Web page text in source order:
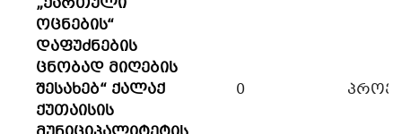
ოცნების“
დაფუძნების
ცნობად მიღების
შესახებ“ ქალაქ
ქუთაისის
0